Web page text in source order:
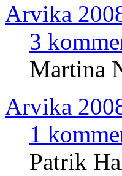
Arvika
3
Martina
Arvika
1
Patrik